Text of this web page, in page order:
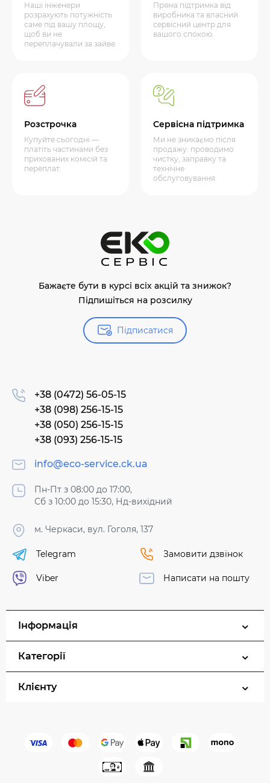
Наші інженери
розрахують потужність
саме під вашу площу,
щоб ви не
переплачували за зайве.
Пряма підтримка від
виробника та власний
сервісний центр для
вашого спокою.
Розстрочка
Купуйте сьогодні —
платіть частинами без
прихованих комісій та
переплат.
Сервісна підтримка
Ми не зникаємо після
продажу: проводимо
чистку, заправку та
технічне
обслуговування
Бажаєте бути в курсі всіх акцій та знижок?
Підпишіться на розсилку
Підписатися
+38 (0472) 56-05-15
+38 (098) 256-15-15
+38 (050) 256-15-15
+38 (093) 256-15-15
info@eco-service.ck.ua
Пн-Пт з 08:00 до 17:00,
Сб з 10:00 до 15:30, Нд-вихідний
м. Черкаси, вул. Гоголя, 137
Telegram
Viber
Замовити дзвінок
Написати на пошту
Інформація
Категорії
Клієнту